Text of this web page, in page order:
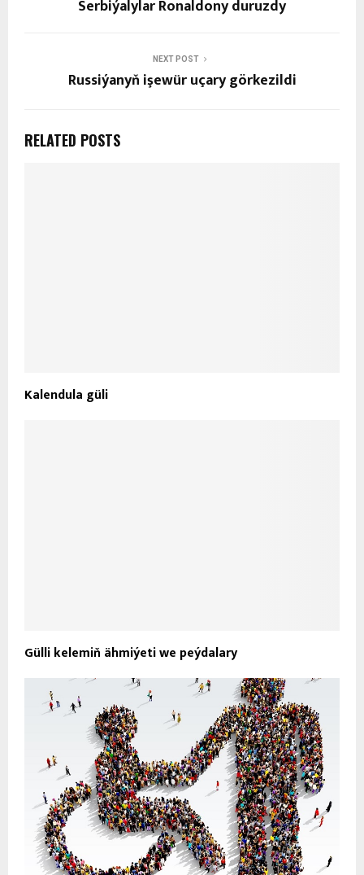
Serbiýalylar Ronaldony duruzdy
NEXT POST
Russiýanyň işewür uçary görkezildi
RELATED POSTS
Kalendula güli
Gülli kelemiň ähmiýeti we peýdalary